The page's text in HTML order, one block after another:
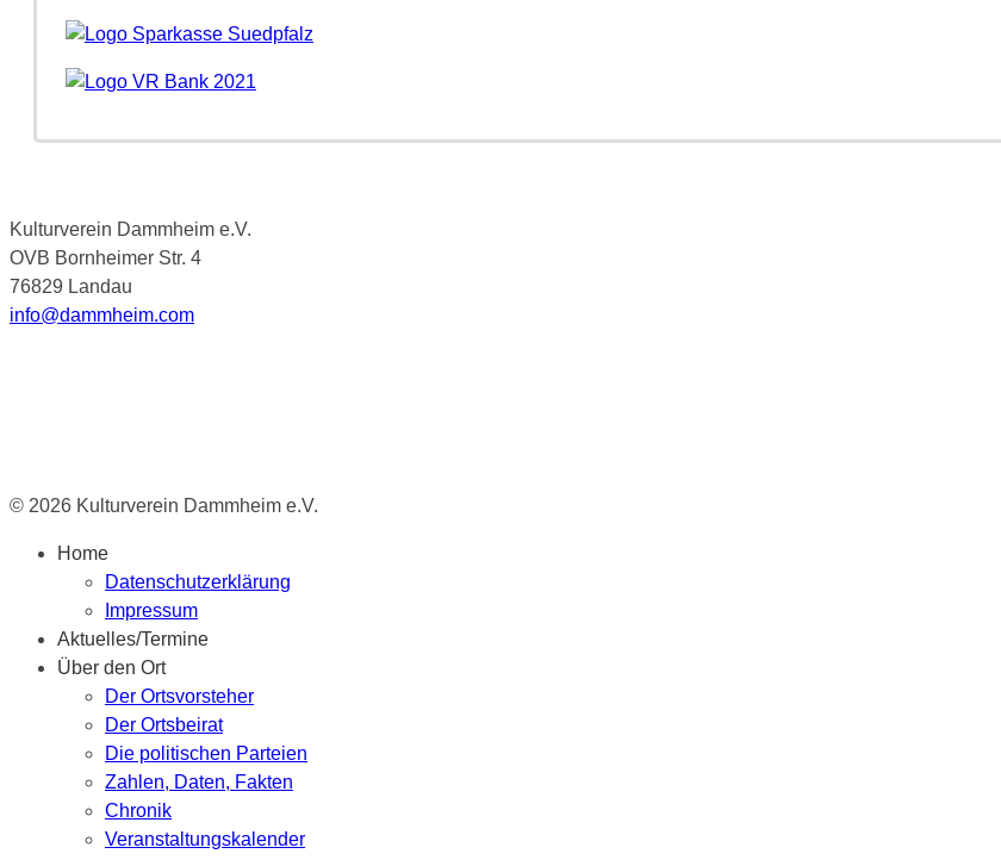
Kulturverein Dammheim e.V.
OVB Bornheimer Str. 4
76829 Landau
info@dammheim.com
© 2026 Kulturverein Dammheim e.V.
Home
Datenschutzerklärung
Impressum
Aktuelles/Termine
Über den Ort
Der Ortsvorsteher
Der Ortsbeirat
Die politischen Parteien
Zahlen, Daten, Fakten
Chronik
Veranstaltungskalender